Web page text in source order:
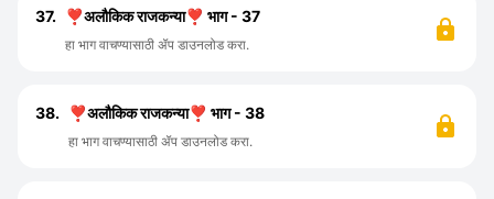
37. ❣️अलौकिक राजकन्या❣️ भाग - 37
हा भाग वाचण्यासाठी ॲप डाउनलोड करा.
38. ❣️अलौकिक राजकन्या❣️ भाग - 38
हा भाग वाचण्यासाठी ॲप डाउनलोड करा.